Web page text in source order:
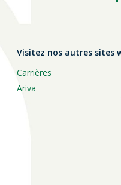
Visitez nos autres sites
Carrières
Ariva